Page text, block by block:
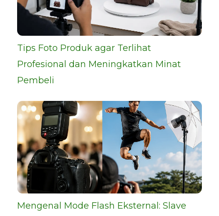
Tips Foto Produk agar Terlihat
Profesional dan Meningkatkan Minat
Pembeli
Mengenal Mode Flash Eksternal: Slave